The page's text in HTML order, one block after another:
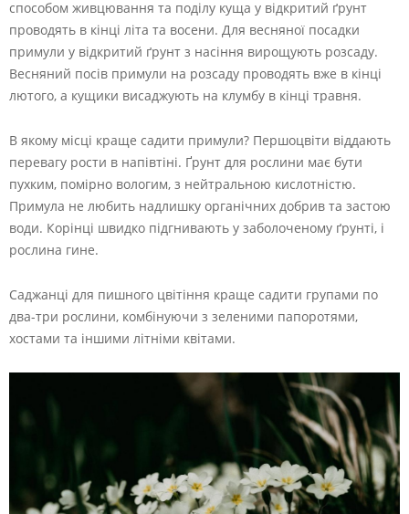
способом живцювання та поділу куща у відкритий ґрунт
проводять в кінці літа та восени. Для весняної посадки
примули у відкритий ґрунт з насіння вирощують розсаду.
Весняний посів примули на розсаду проводять вже в кінці
лютого, а кущики висаджують на клумбу в кінці травня.
В якому місці краще садити примули? Першоцвіти віддають
перевагу рости в напівтіні. Ґрунт для рослини має бути
пухким, помірно вологим, з нейтральною кислотністю.
Примула не любить надлишку органічних добрив та застою
води. Корінці швидко підгнивають у заболоченому ґрунті, і
рослина гине.
Саджанці для пишного цвітіння краще садити групами по
два-три рослини, комбінуючи з зеленими папоротями,
хостами та іншими літніми квітами.